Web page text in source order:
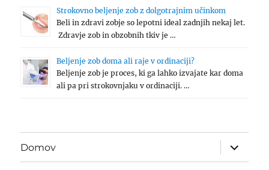
Strokovno beljenje zob z dolgotrajnim učinkom
Beli in zdravi zobje so lepotni ideal zadnjih nekaj let.
Zdravje zob in obzobnih tkiv je …
Beljenje zob doma ali raje v ordinaciji?
Beljenje zob je proces, ki ga lahko izvajate kar doma
ali pa pri strokovnjaku v ordinaciji. …
Domov
expand
child
menu